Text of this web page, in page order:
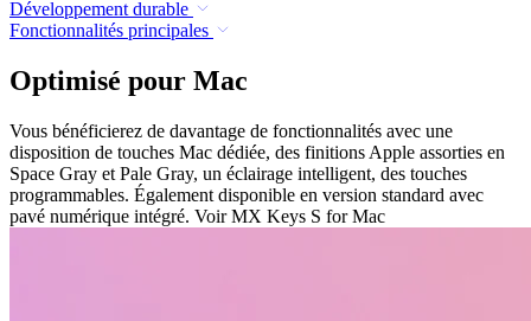
Développement durable
Fonctionnalités principales
Optimisé pour Mac
Vous bénéficierez de davantage de fonctionnalités avec une
disposition de touches Mac dédiée, des finitions Apple assorties en
Space Gray et Pale Gray, un éclairage intelligent, des touches
programmables. Également disponible en version standard avec
pavé numérique intégré. Voir MX Keys S for Mac